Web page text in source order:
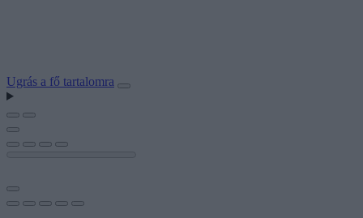
Ugrás a fő tartalomra